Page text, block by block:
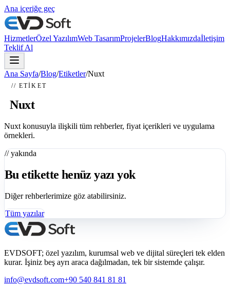
Ana içeriğe geç
HizmetlerÖzel YazılımWeb TasarımProjelerBlogHakkımızdaİletişim
Teklif Al
Ana Sayfa/Blog/Etiketler/Nuxt
// ETIKET
#Nuxt
Nuxt konusuyla ilişkili tüm rehberler, fiyat içerikleri ve uygulama
örnekleri.
// yakında
Bu etikette henüz yazı yok
Diğer rehberlerimize göz atabilirsiniz.
Tüm yazılar
EVDSOFT; özel yazılım, kurumsal web ve dijital süreçleri tek elden
kurar. İşiniz beş ayrı araca dağılmadan, tek bir sistemde çalışır.
info@evdsoft.com+90 540 841 81 81